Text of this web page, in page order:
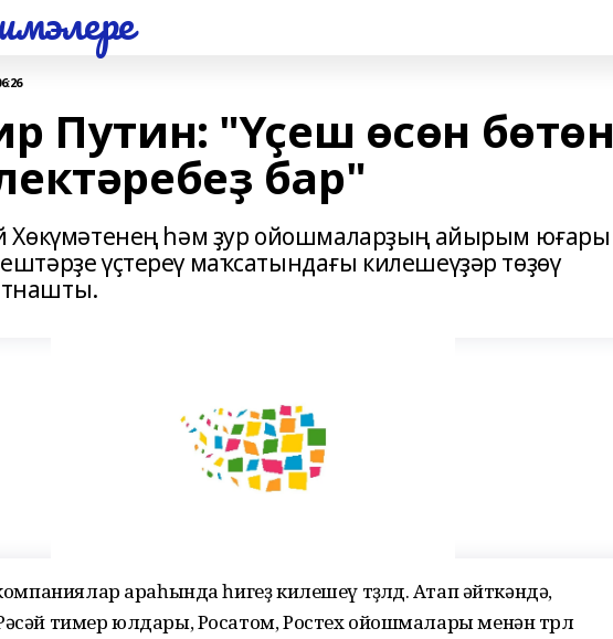
Путин: "Үҫеш өсөн бөтөн
бар"
Хөкүмәтенең һәм ҙур ойошмаларҙың айырым юғары
үҫтереү маҡсатындағы килешеүҙәр төҙөү
араһында һигеҙ килешеү төҙөлдө. Атап әйткәндә,
тимер юлдары, Росатом, Ростех ойошмалары менән төрлө